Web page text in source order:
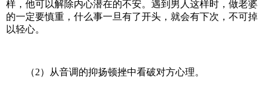
样，他可以解除内心潜在的不安。遇到男人这样时，做老婆
的一定要慎重，什么事一旦有了开头，就会有下次，不可掉
以轻心。
（2）从音调的抑扬顿挫中看破对方心理。